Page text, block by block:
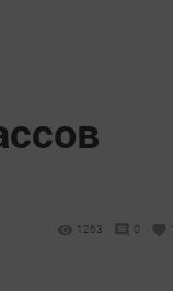
1263 0 1